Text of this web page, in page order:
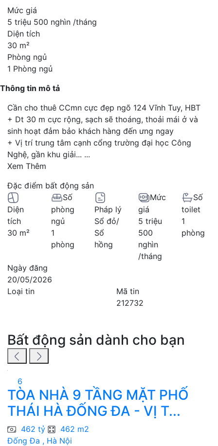
Mức giá
5 triệu 500 nghìn /tháng
Diện tích
30 m²
Phòng ngủ
1 Phòng ngủ
Thông tin mô tả
Cần cho thuê CCmn cực đẹp ngõ 124 Vĩnh Tuy, HBT
+ Dt 30 m cực rộng, sạch sẽ thoáng, thoải mái ở và
sinh hoạt đảm bảo khách hàng đến ưng ngay
+ Vị trí trung tâm cạnh cổng trường đại học Công
Nghệ, gần khu giải... ...
Xem Thêm
Đặc điểm bất động sản
Diện
tích
30 m²
Số
phòng
ngủ
1
phòng
Pháp lý
Sổ đỏ/
Sổ
hồng
Mức
giá
5 triệu
500
nghìn
/tháng
Số
toilet
1
phòng
Ngày đăng
20/05/2026
Loại tin
Mã tin
212732
Bất động sản dành cho bạn
6
TÒA NHÀ 9 TẦNG MẶT PHỐ
THÁI HÀ ĐỐNG ĐA - VỊ T...
462 tỷ
462 m2
Đống Đa , Hà Nội